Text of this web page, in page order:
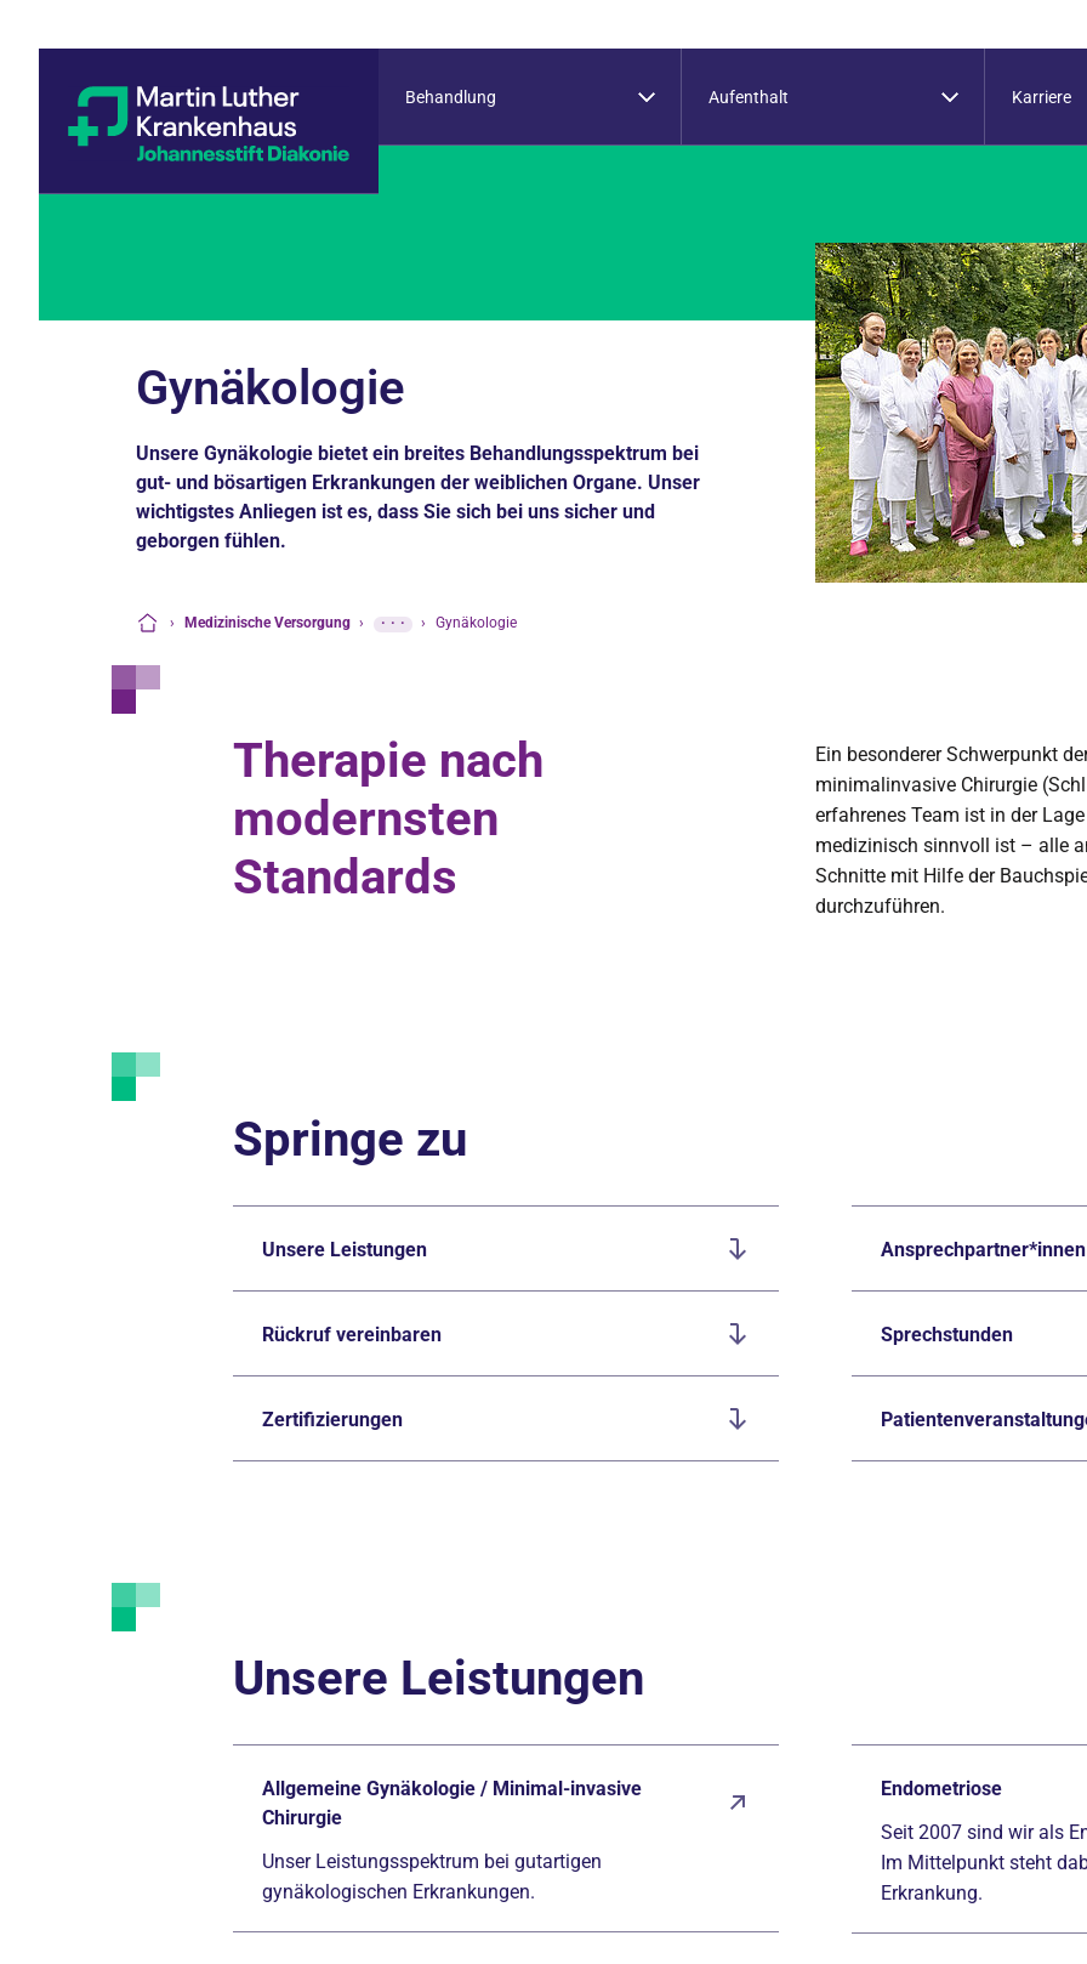
Behandlung Aufenthalt Karriere
Gynäkologie
Unsere Gynäkologie bietet ein breites Behandlungsspektrum bei
gut- und bösartigen Erkrankungen der weiblichen Organe. Unser
wichtigstes Anliegen ist es, dass Sie sich bei uns sicher und
geborgen fühlen.
› Medizinische Versorgung › ··· › Gynäkologie
Therapie nach
modernsten
Standards
Ein besonderer Schwerpunkt
minimalinvasive Chirurgie
erfahrenes Team ist in der
medizinisch sinnvoll ist – alle
Schnitte mit Hilfe der
durchzuführen.
Springe zu
Unsere Leistungen Ansprechpartner*innen
Rückruf vereinbaren Sprechstunden
Zertifizierungen
Unsere Leistungen
Allgemeine Gynäkologie / Minimal-invasive
Chirurgie
Unser Leistungsspektrum bei gutartigen
gynäkologischen Erkrankungen.
Endometriose
Seit 2007 sind wir als
Im Mittelpunkt steht
Erkrankung.